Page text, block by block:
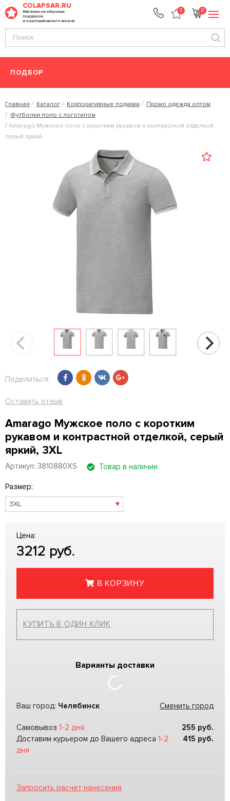
COLAPSAR.RU
Магазин необычных
подарков
и корпоративного мерча
0 0
ПОДБОР
Главная Каталог Корпоративные подарки
Промо одежда оптом
Футболки поло с логотипом
Amarago Мужское поло с коротким рукавом и контрастной отделкой,
серый яркий
Поделиться:
Оставить отзыв
Amarago Мужское поло с коротким
рукавом и контрастной отделкой, серый
яркий, 3XL
Артикул: 3810880XS Товар в наличии
Размер:
Цена:
3212 руб.
В КОРЗИНУ
КУПИТЬ В ОДИН КЛИК
Варианты доставки
Ваш город: Челябинск Сменить город
Самовывоз 1-2 дня 255 руб.
Доставим курьером до Вашего адреса 1-2
дня
415 руб.
Запросить расчет нанесения